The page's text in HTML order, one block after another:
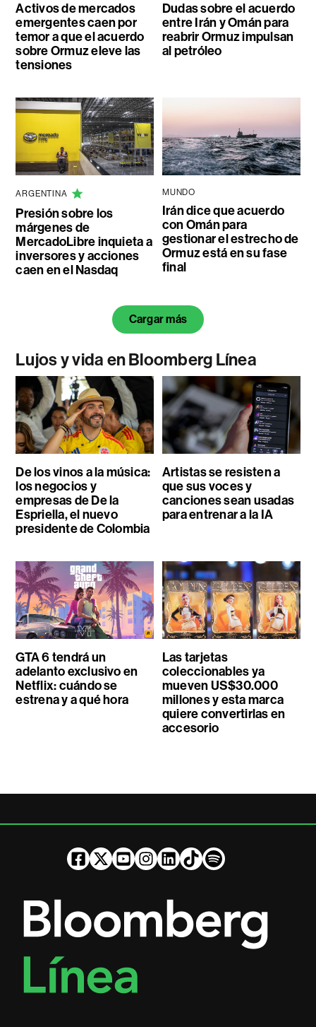
Activos de mercados
emergentes caen por
temor a que el acuerdo
sobre Ormuz eleve las
tensiones
Dudas sobre el acuerdo
entre Irán y Omán para
reabrir Ormuz impulsan
al petróleo
ARGENTINA
Presión sobre los
márgenes de
MercadoLibre inquieta a
inversores y acciones
caen en el Nasdaq
MUNDO
Irán dice que acuerdo
con Omán para
gestionar el estrecho de
Ormuz está en su fase
final
Cargar más
Lujos y vida en Bloomberg Línea
De los vinos a la música:
los negocios y
empresas de De la
Espriella, el nuevo
presidente de Colombia
Artistas se resisten a
que sus voces y
canciones sean usadas
para entrenar a la IA
GTA 6 tendrá un
adelanto exclusivo en
Netflix: cuándo se
estrena y a qué hora
Las tarjetas
coleccionables ya
mueven US$30.000
millones y esta marca
quiere convertirlas en
accesorio